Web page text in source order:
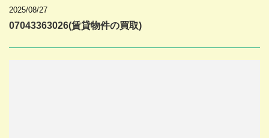
2025/08/27
07043363026(賃貸物件の買取)